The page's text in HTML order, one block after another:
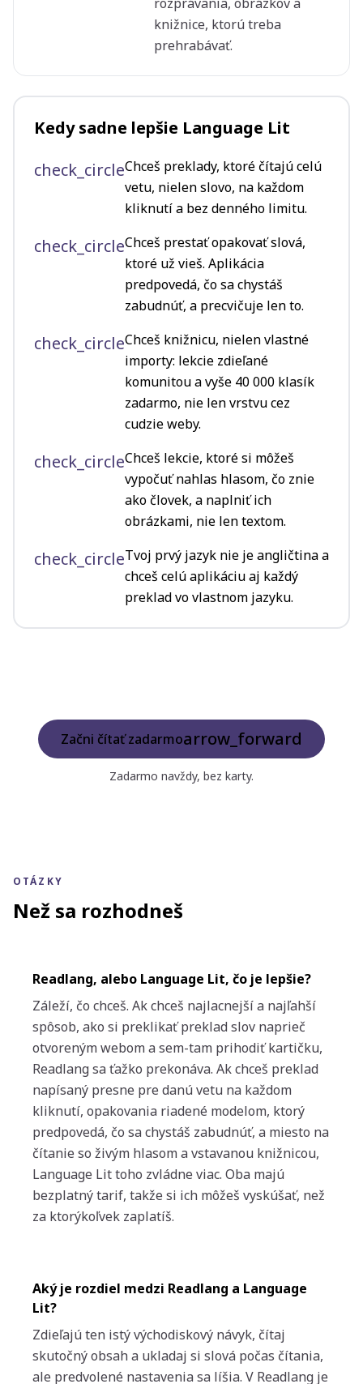
knižnice, ktorú treba
prehrabávať.
Kedy sadne lepšie Language Lit
check_circleChceš preklady, ktoré čítajú celú
vetu, nielen slovo, na každom
kliknutí a bez denného limitu.
check_circleChceš prestať opakovať slová,
ktoré už vieš. Aplikácia
predpovedá, čo sa chystáš
zabudnúť, a precvičuje len to.
check_circleChceš knižnicu, nielen vlastné
importy: lekcie zdieľané
komunitou a vyše 40 000 klasík
zadarmo, nie len vrstvu cez
cudzie weby.
check_circleChceš lekcie, ktoré si môžeš
vypočuť nahlas hlasom, čo znie
ako človek, a naplniť ich
obrázkami, nie len textom.
check_circleTvoj prvý jazyk nie je angličtina a
chceš celú aplikáciu aj každý
preklad vo vlastnom jazyku.
Začni čítať zadarmoarrow_forward
Zadarmo navždy, bez karty.
OTÁZKY
Než sa rozhodneš
Readlang, alebo Language Lit, čo je lepšie?
Záleží, čo chceš. Ak chceš najlacnejší a najľahší
spôsob, ako si preklikať preklad slov naprieč
otvoreným webom a sem-tam prihodiť kartičku,
Readlang sa ťažko prekonáva. Ak chceš preklad
napísaný presne pre danú vetu na každom
kliknutí, opakovania riadené modelom, ktorý
predpovedá, čo sa chystáš zabudnúť, a miesto na
čítanie so živým hlasom a vstavanou knižnicou,
Language Lit toho zvládne viac. Oba majú
bezplatný tarif, takže si ich môžeš vyskúšať, než
za ktorýkoľvek zaplatíš.
Aký je rozdiel medzi Readlang a Language
Lit?
Zdieľajú ten istý východiskový návyk, čítaj
skutočný obsah a ukladaj si slová počas čítania,
ale predvolené nastavenia sa líšia. V Readlang je